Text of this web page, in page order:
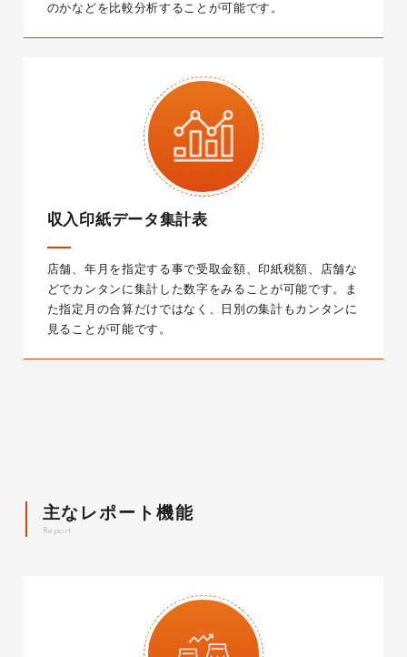
のかなどを比較分析することが可能です。
収入印紙データ集計表
店舗、年月を指定する事で受取金額、印紙税額、店舗な
どでカンタンに集計した数字をみることが可能です。ま
た指定月の合算だけではなく、日別の集計もカンタンに
見ることが可能です。
主なレポート機能
Re po r t